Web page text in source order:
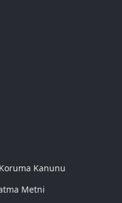
Kanunu
Metni